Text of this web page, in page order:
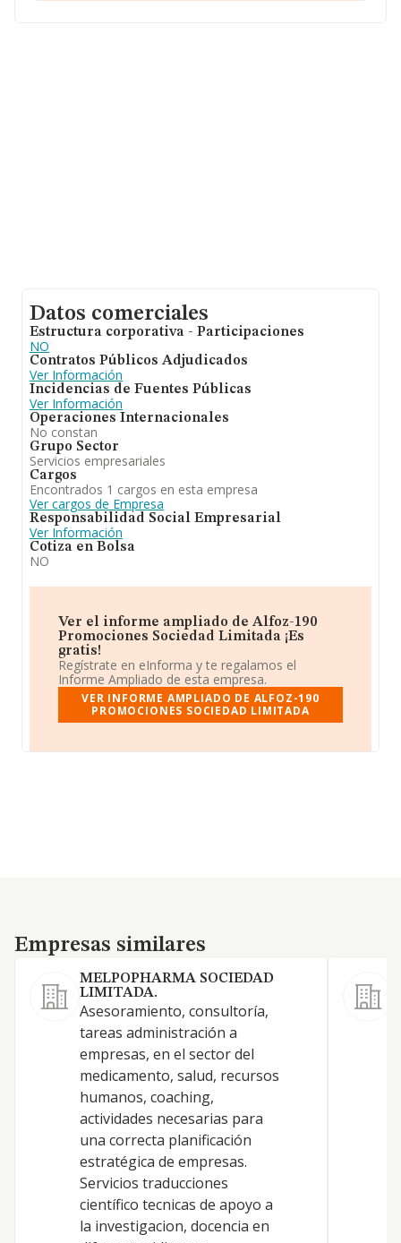
Datos comerciales
Estructura corporativa - Participaciones
NO
Contratos Públicos Adjudicados
Ver Información
Incidencias de Fuentes Públicas
Ver Información
Operaciones Internacionales
No constan
Grupo Sector
Servicios empresariales
Cargos
Encontrados 1 cargos en esta empresa
Ver cargos de Empresa
Responsabilidad Social Empresarial
Ver Información
Cotiza en Bolsa
NO
Ver el informe ampliado de Alfoz-190
Promociones Sociedad Limitada ¡Es
gratis!
Regístrate en eInforma y te regalamos el
Informe Ampliado de esta empresa.
VER INFORME AMPLIADO DE ALFOZ-190
PROMOCIONES SOCIEDAD LIMITADA
Empresas similares
Empresas similares
MELPOPHARMA SOCIEDAD
LIMITADA.
Asesoramiento, consultoría,
tareas administración a
empresas, en el sector del
medicamento, salud, recursos
humanos, coaching,
actividades necesarias para
una correcta planificación
estratégica de empresas.
Servicios traducciones
científico tecnicas de apoyo a
la investigacion, docencia en